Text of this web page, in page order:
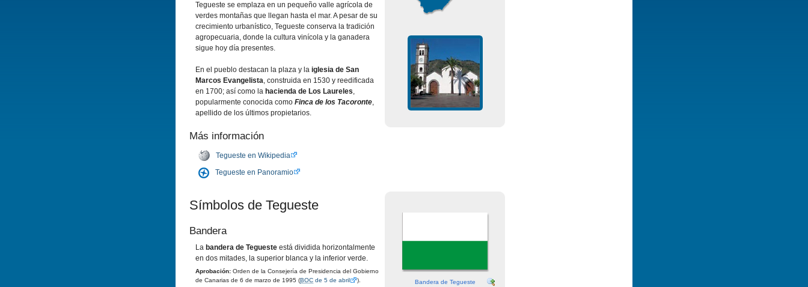
Tegueste se emplaza en un pequeño valle agrícola de
verdes montañas que llegan hasta el mar. A pesar de su
crecimiento urbanístico, Tegueste conserva la tradición
agropecuaria, donde la cultura vinícola y la ganadera
sigue hoy día presentes.
En el pueblo destacan la plaza y la iglesia de San
Marcos Evangelista, construida en 1530 y reedificada
en 1700; así como la hacienda de Los Laureles,
popularmente conocida como Finca de los Tacoronte,
apellido de los últimos propietarios.
Más información
Tegueste en Wikipedia
Tegueste en Panoramio
Símbolos de Tegueste
Bandera
La bandera de Tegueste está dividida horizontalmente
en dos mitades, la superior blanca y la inferior verde.
Aprobación: Orden de la Consejería de Presidencia del Gobierno
de Canarias de 6 de marzo de 1995 (BOC de 5 de abril ). Bandera de Tegueste